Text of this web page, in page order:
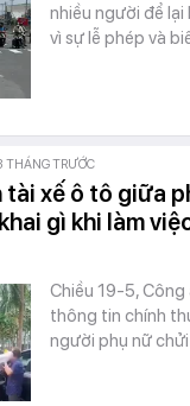
nhiều người để lại
vì sự lễ phép và
THÁNG TRƯỚC
xế ô tô giữa
gì khi làm
Chiều 19-5, Công
thông tin chính
người phụ nữ